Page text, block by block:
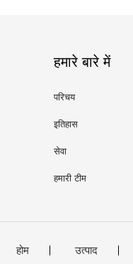
हमारे बारे में
परिचय
इतिहास
सेवा
हमारी टीम
होम उत्पाद